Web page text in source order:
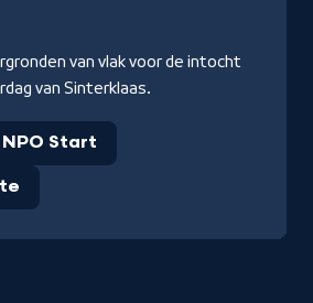
van vlak voor de intocht
van Sinterklaas.
Start